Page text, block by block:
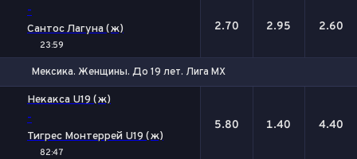
-
Сантос Лагуна (ж)
23:59
2.70 2.95 2.60
Мексика. Женщины. До 19 лет. Лига МХ
Некакса U19 (ж)
-
Тигрес Монтеррей U19 (ж)
82:47
5.80 1.40 4.40